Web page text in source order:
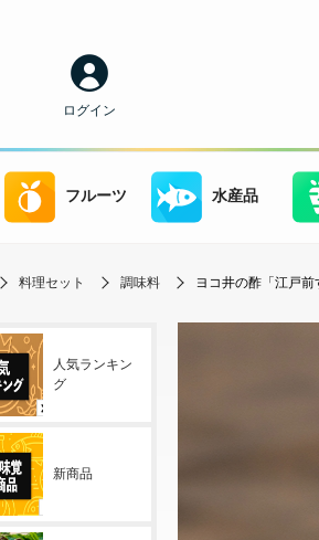
ログイン
フルーツ 水産品
料理セット 調味料 ヨコ井の酢「江戸
人気ランキン
グ
新商品